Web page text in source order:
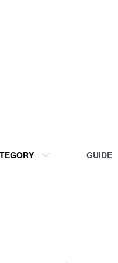
GUIDE